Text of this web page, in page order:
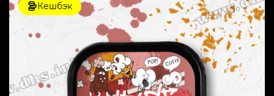
Кешбэк